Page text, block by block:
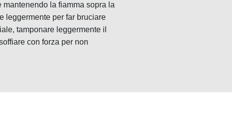
la fiamma sopra la
leggermente per far bruciare
tamponare leggermente il
con forza per non